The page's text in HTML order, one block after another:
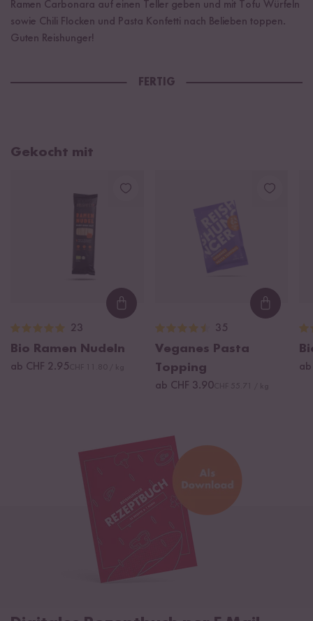
Ramen Carbonara auf einen Teller geben und mit Tofu Würfeln
sowie Chili Flocken und Pasta Konfetti nach Belieben toppen.
Guten Reishunger!
FERTIG
Gekocht mit
Loading...
23
Bio Ramen Nudeln
ab CHF 2.95
35
Veganes Pasta
Topping
ab CHF 3.90CHF 55.71 / kg
ab